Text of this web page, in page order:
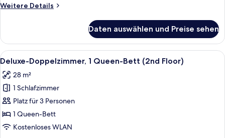
Weitere Details
Weitere
Vierbettzimmer,
2 Doppelbetten
Daten auswählen und Preise sehen
Alle
Fotos
für
Deluxe-
Doppelzimmer,
1
Queen-
Ein Hotelzimmer mit einem großen
4
Deluxe-Doppelzimmer, 1 Queen-Bett (2nd Floor)
28 m²
1 Schlafzimmer
Platz für 3 Personen
1 Queen-Bett
Kostenloses WLAN